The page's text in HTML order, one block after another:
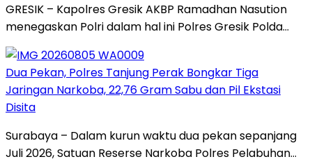
GRESIK – Kapolres Gresik AKBP Ramadhan Nasution
menegaskan Polri dalam hal ini Polres Gresik Polda…
Dua Pekan, Polres Tanjung Perak Bongkar Tiga
Jaringan Narkoba, 22,76 Gram Sabu dan Pil Ekstasi
Disita
Surabaya – Dalam kurun waktu dua pekan sepanjang
Juli 2026, Satuan Reserse Narkoba Polres Pelabuhan…